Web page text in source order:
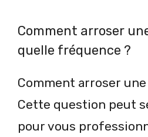
Comment arroser
quelle fréquence ?
Comment arroser
Cette question peut
pour vous